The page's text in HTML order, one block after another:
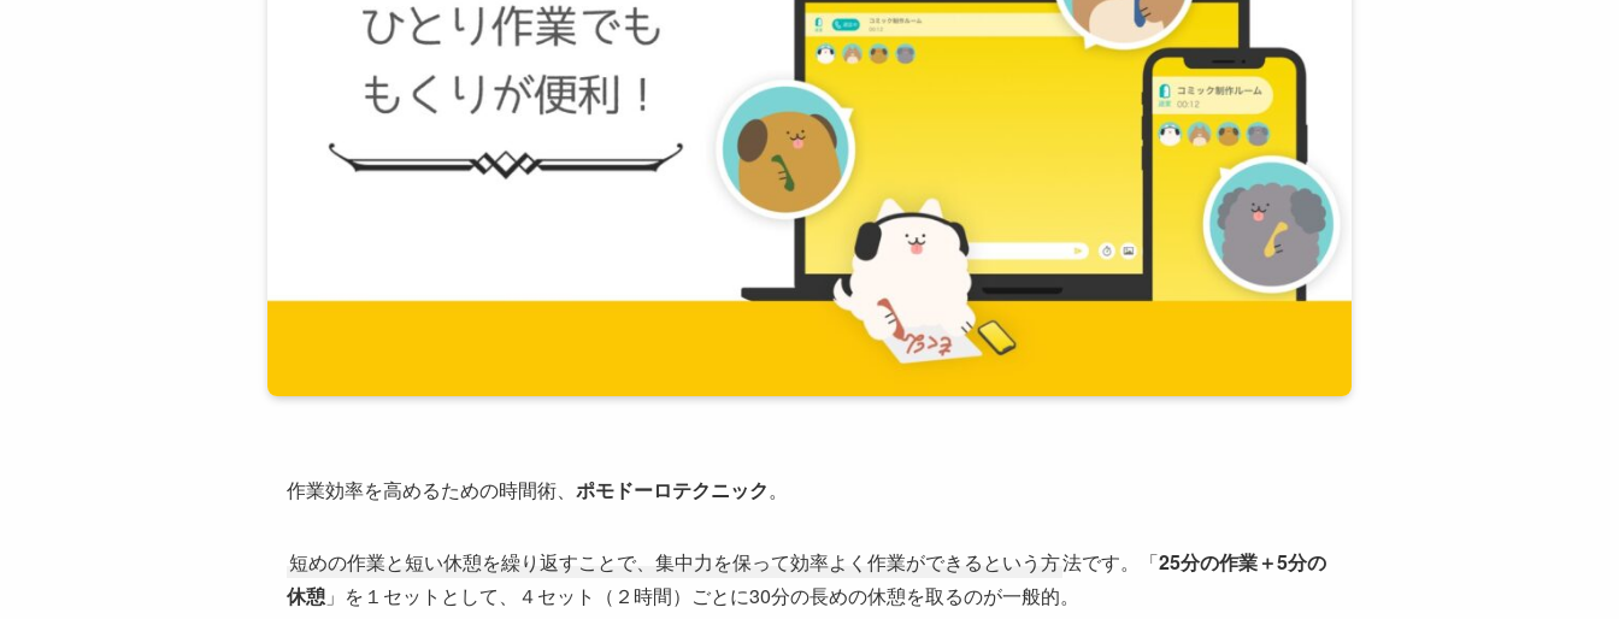
作業効率を高めるための時間術、 ポモドーロテクニック。
短めの作業と短い休憩を繰り返すことで、集中力を保って効率よく作業ができるという方法です。「25分の作業＋5分の
休憩 」を１セットとして、４セット（２時間）ごとに30分の長めの休憩を取るのが一般的。